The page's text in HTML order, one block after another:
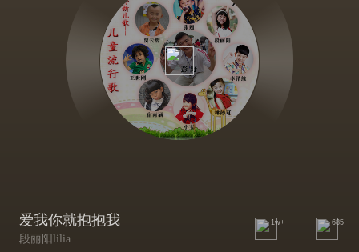
爱我你就抱抱我
段丽阳lilia
1w+ 685